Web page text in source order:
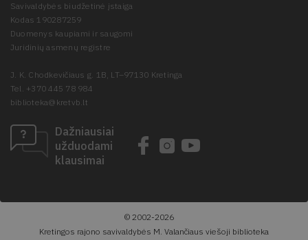
Savivaldybės biudžetinė įstaiga
Kodas 190287259
Duomenys kaupiami ir saugomi
Juridinių asmenų registre
J. K. Chodkevičiaus g. 1B, LT–97130 Kretinga
Tel. +370 445 78 984
biblioteka@kretvb.lt
Dažniausiai
užduodami
klausimai
© 2002-2026
Kretingos rajono savivaldybės M. Valančiaus viešoji biblioteka